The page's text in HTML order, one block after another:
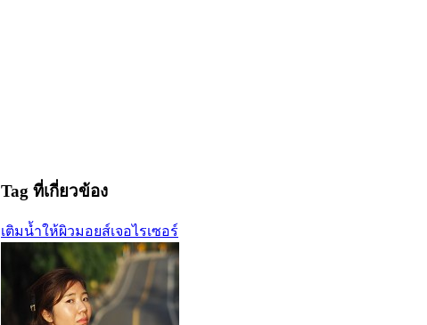
Tag ที่เกี่ยวข้อง
เติมน้ำให้ผิวมอยส์เจอไรเซอร์